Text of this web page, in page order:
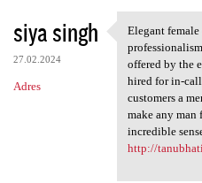
siya singh
27.02.2024
Adres
Elegant
Elegant female
offered by the
hired for in-
customers a
make any man
incredible
http://